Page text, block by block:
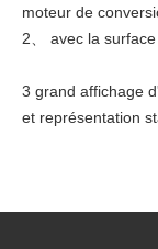
moteur de
2、 avec la
3 grand affichage
et représentation